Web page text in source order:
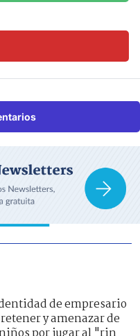
de empresario
y amenazar de